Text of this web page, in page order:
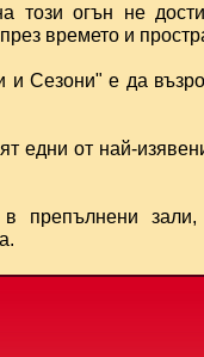
този огън не
времето и
и Сезони" е да
едни от най-
в препълнени